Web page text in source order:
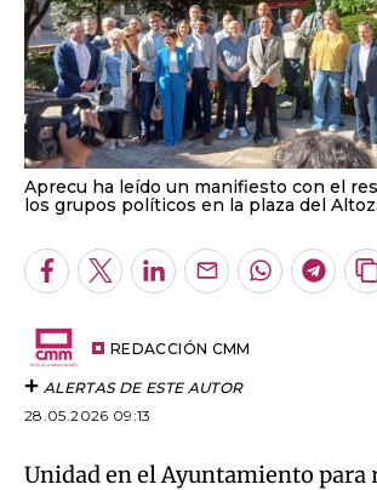
Aprecu ha leído un manifiesto con el
los grupos políticos en la plaza del
Facebook
TwitterLinkedInEnviarWhatsapp
REDACCIÓN CMM
ALERTAS DE ESTE AUTOR
28.05.2026 09:13
Unidad en el Ayuntamiento para